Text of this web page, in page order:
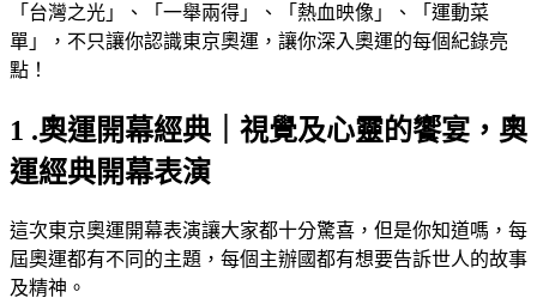
「台灣之光」、「一舉兩得」、「熱血映像」、「運動菜
單」，不只讓你認識東京奧運，讓你深入奧運的每個紀錄亮
點！
1 .奧運開幕經典｜視覺及心靈的饗宴，奧
運經典開幕表演
這次東京奧運開幕表演讓大家都十分驚喜，但是你知道嗎，每
屆奧運都有不同的主題，每個主辦國都有想要告訴世人的故事
及精神。